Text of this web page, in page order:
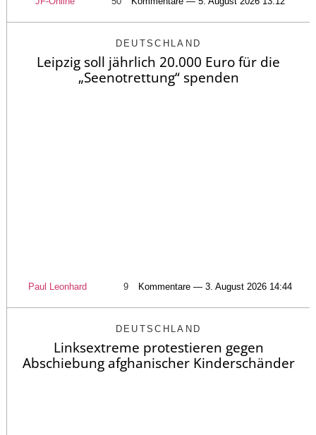
DEUTSCHLAND
Leipzig soll jährlich 20.000 Euro für die
„Seenotrettung“ spenden
Paul Leonhard 9 Kommentare — 3. August 2026 14:44
DEUTSCHLAND
Linksextreme protestieren gegen
Abschiebung afghanischer Kinderschänder